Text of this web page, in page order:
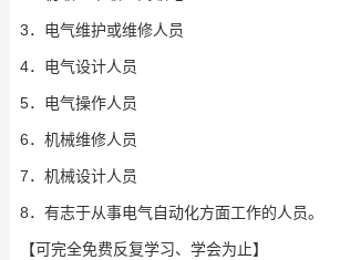
3．电气维护或维修人员
4．电气设计人员
5．电气操作人员
6．机械维修人员
7．机械设计人员
8．有志于从事电气自动化方面工作的人员。
【可完全免费反复学习、学会为止】